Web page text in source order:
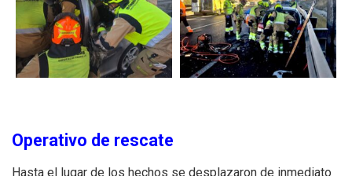
Operativo de rescate
Hasta el lugar de los hechos se desplazaron de inmediato